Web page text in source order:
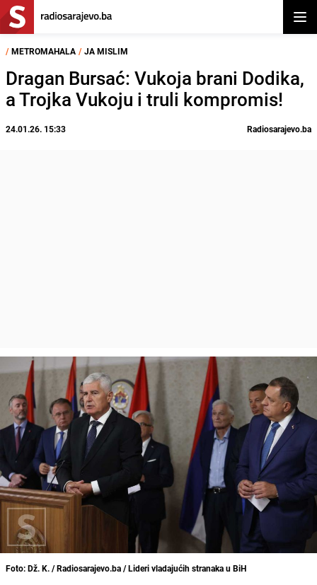
/ METROMAHALA / JA MISLIM
Dragan Bursać: Vukoja brani Dodika,
a Trojka Vukoju i truli kompromis!
24.01.26. 15:33 Radiosarajevo.ba
Foto: Dž. K. / Radiosarajevo.ba / Lideri vladajućih stranaka u BiH